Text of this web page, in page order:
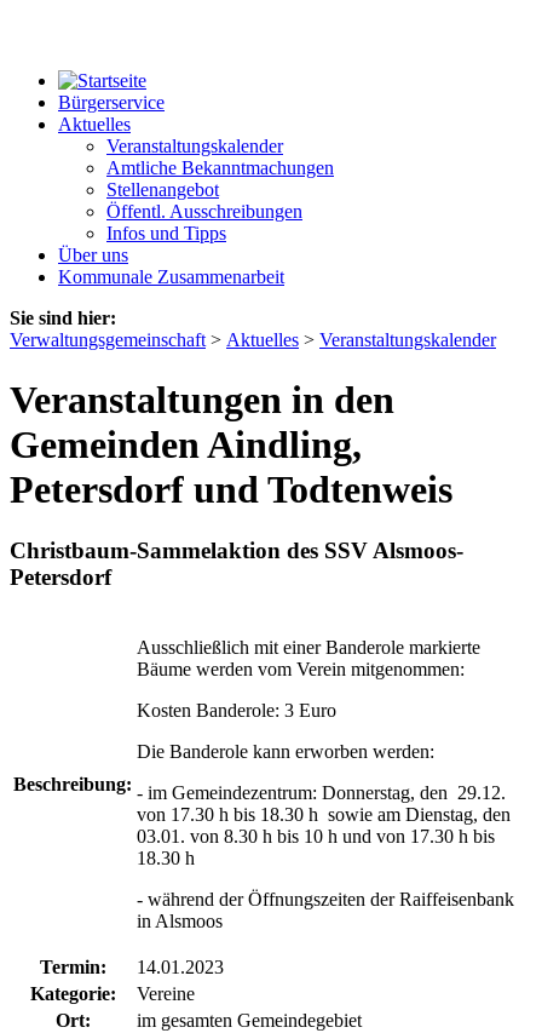
Bürgerservice
Aktuelles
Veranstaltungskalender
Amtliche Bekanntmachungen
Stellenangebot
Öffentl. Ausschreibungen
Infos und Tipps
Über uns
Kommunale Zusammenarbeit
Sie sind hier:
Verwaltungsgemeinschaft > Aktuelles > Veranstaltungskalender
Veranstaltungen in den
Gemeinden Aindling,
Petersdorf und Todtenweis
Christbaum-Sammelaktion des SSV Alsmoos-
Petersdorf
Beschreibung:
Ausschließlich mit einer Banderole markierte
Bäume werden vom Verein mitgenommen:
Kosten Banderole: 3 Euro
Die Banderole kann erworben werden:
- im Gemeindezentrum: Donnerstag, den 29.12.
von 17.30 h bis 18.30 h sowie am Dienstag, den
03.01. von 8.30 h bis 10 h und von 17.30 h bis
18.30 h
- während der Öffnungszeiten der Raiffeisenbank
in Alsmoos
Termin:
14.01.2023
Kategorie:
Vereine
Ort:
im gesamten Gemeindegebiet